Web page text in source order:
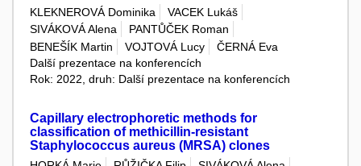
KLEKNEROVÁ Dominika
VACEK Lukáš
SIVÁKOVÁ Alena
PANTŮČEK Roman
BENEŠÍK Martin
VOJTOVÁ Lucy
ČERNÁ Eva
Další prezentace na konferencích
Rok: 2022, druh: Další prezentace na konferencích
Capillary electrophoretic methods for
classification of methicillin-resistant
Staphylococcus aureus (MRSA) clones